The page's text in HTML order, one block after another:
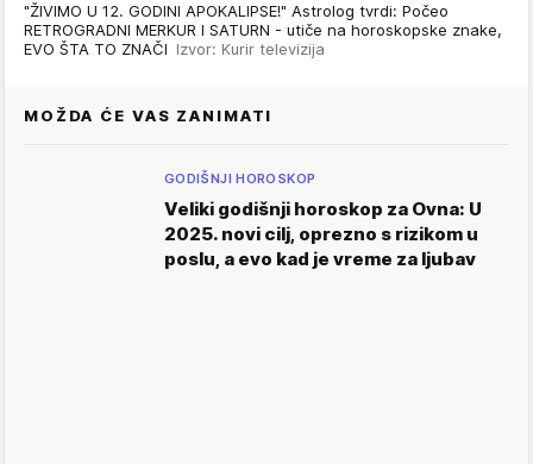
"ŽIVIMO U 12. GODINI APOKALIPSE!" Astrolog tvrdi: Počeo
RETROGRADNI MERKUR I SATURN - utiče na horoskopske znake,
EVO ŠTA TO ZNAČI Izvor: Kurir televizija
MOŽDA ĆE VAS ZANIMATI
GODIŠNJI HOROSKOP
Veliki godišnji horoskop za Ovna: U
2025. novi cilj, oprezno s rizikom u
poslu, a evo kad je vreme za ljubav